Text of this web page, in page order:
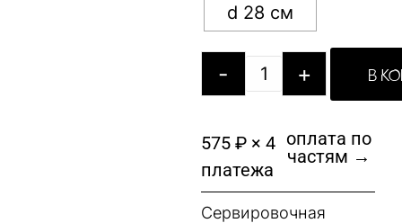
d 28 см
- + В
575 ₽ × 4
платежа
оплата по
частям →
Сервировочная